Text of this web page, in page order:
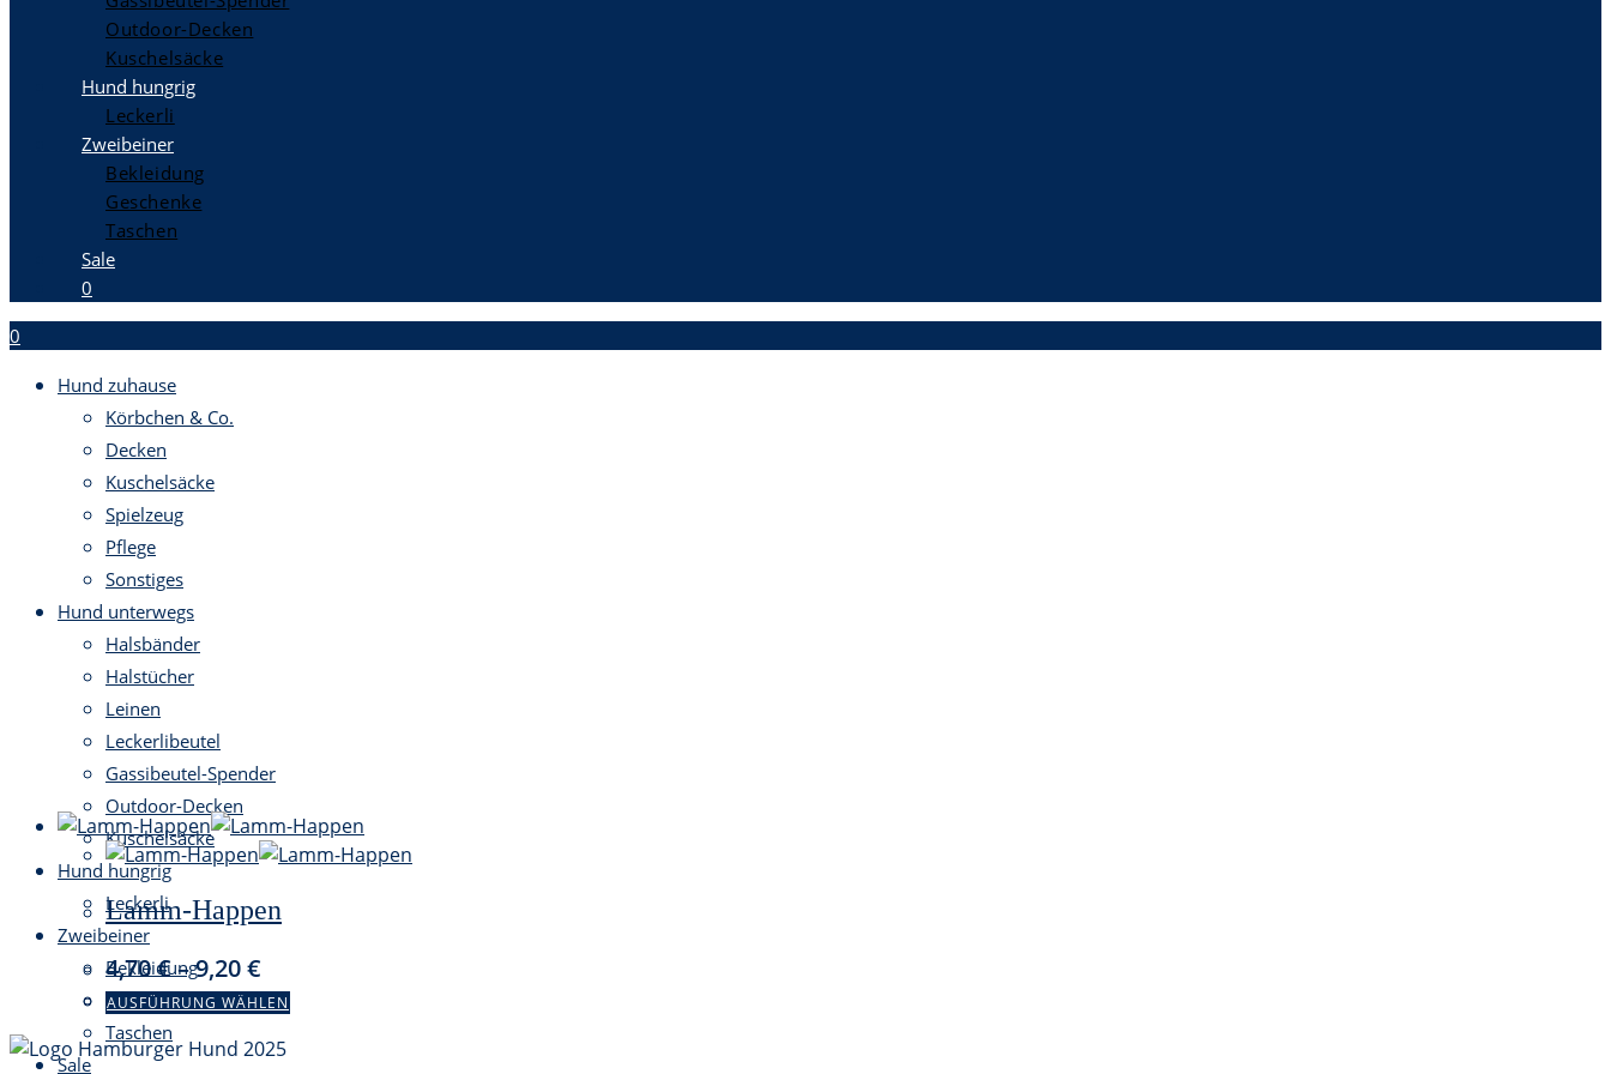
Outdoor-Decken
Kuschelsäcke
Hund hungrig
Leckerli
Zweibeiner
Bekleidung
Geschenke
Taschen
Sale
0
0
Hund zuhause
Körbchen & Co.
Decken
Kuschelsäcke
Spielzeug
Pflege
Sonstiges
Hund unterwegs
Halsbänder
Halstücher
Leinen
Leckerlibeutel
Gassibeutel-Spender
Outdoor-Decken
Kuschelsäcke
Hund hungrig
Leckerli
Zweibeiner
Bekleidung
Geschenke
Taschen
Sale
Lamm-Happen
4,70€–9,20€
AUSFÜHRUNG WÄHLENDieses